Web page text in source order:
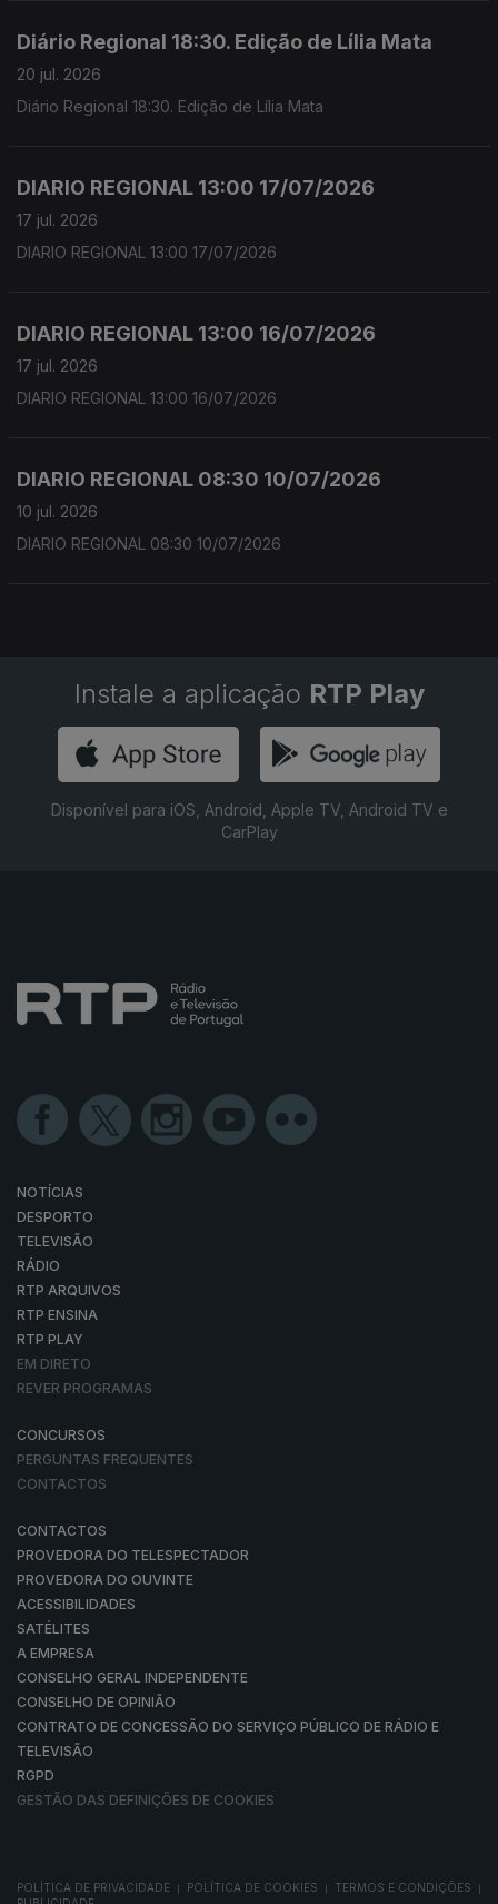
Diário Regional 18:30. Edição de Lília Mata
20 jul. 2026
Diário Regional 18:30. Edição de Lília Mata
DIARIO REGIONAL 13:00 17/07/2026
17 jul. 2026
DIARIO REGIONAL 13:00 17/07/2026
DIARIO REGIONAL 13:00 16/07/2026
17 jul. 2026
DIARIO REGIONAL 13:00 16/07/2026
DIARIO REGIONAL 08:30 10/07/2026
10 jul. 2026
DIARIO REGIONAL 08:30 10/07/2026
Instale a aplicação RTP Play
Disponível para iOS, Android, Apple TV, Android TV e
CarPlay
NOTÍCIAS
DESPORTO
TELEVISÃO
RÁDIO
RTP ARQUIVOS
RTP ENSINA
RTP PLAY
EM DIRETO
REVER PROGRAMAS
CONCURSOS
PERGUNTAS FREQUENTES
CONTACTOS
CONTACTOS
PROVEDORA DO TELESPECTADOR
PROVEDORA DO OUVINTE
ACESSIBILIDADES
SATÉLITES
A EMPRESA
CONSELHO GERAL INDEPENDENTE
CONSELHO DE OPINIÃO
CONTRATO DE CONCESSÃO DO SERVIÇO PÚBLICO DE RÁDIO E
TELEVISÃO
RGPD
GESTÃO DAS DEFINIÇÕES DE COOKIES
POLÍTICA DE PRIVACIDADE POLÍTICA DE COOKIES TERMOS E CONDIÇÕES